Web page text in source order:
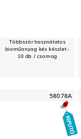
Többször használatos
bioműanyag kés készlet -
10 db / csomag
58078A